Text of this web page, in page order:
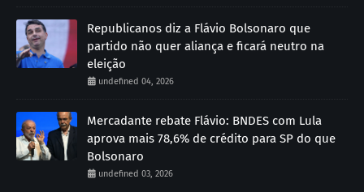
Republicanos diz a Flávio Bolsonaro que
partido não quer aliança e ficará neutro na
eleição
undefined 04, 2026
Mercadante rebate Flávio: BNDES com Lula
aprova mais 78,6% de crédito para SP do que
Bolsonaro
undefined 03, 2026